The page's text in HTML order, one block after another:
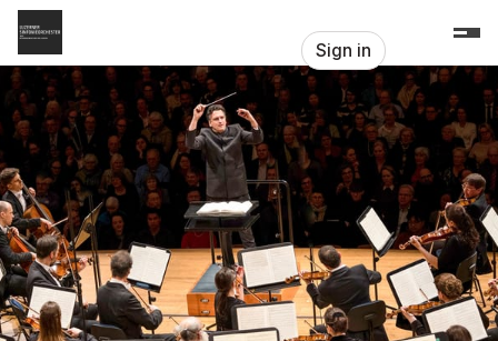
Skip header
Luzerner Sinfonieorchester
Sign in